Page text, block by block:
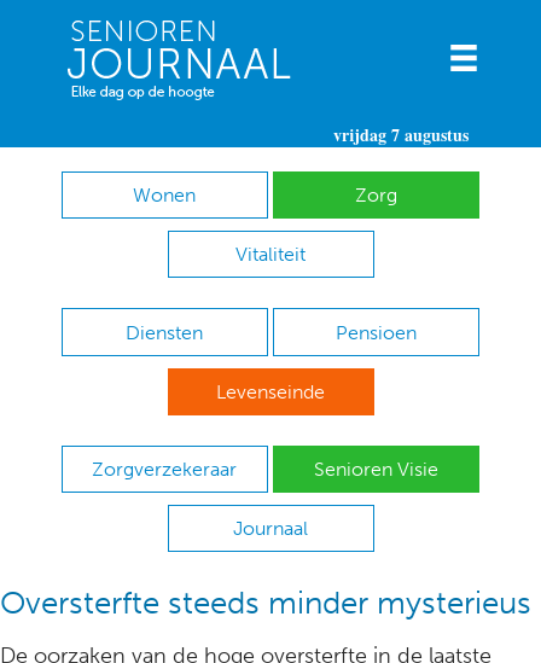
vrijdag 7 augustus
Wonen Zorg
Vitaliteit
Diensten Pensioen
Levenseinde
Zorgverzekeraar Senioren Visie
Journaal
Oversterfte steeds minder mysterieus
De oorzaken van de hoge oversterfte in de laatste